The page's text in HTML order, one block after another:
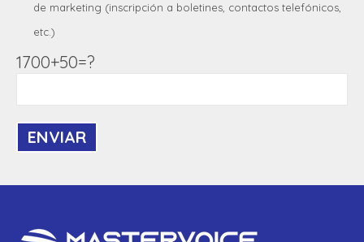
de marketing (inscripción a boletines, contactos telefónicos,
etc.)
1700+50=?